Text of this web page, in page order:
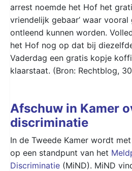
arrest noemde het Hof het
vriendelijk gebaar’ waar vooral
ontleend kunnen worden.
het Hof nog op dat bij
Vaderdag een gratis kopje
klaarstaat. (Bron: Rechtblog,
Afschuw in Kamer
discriminatie
In de Tweede Kamer wordt
op een standpunt van het
Discriminatie (MiND). MiND